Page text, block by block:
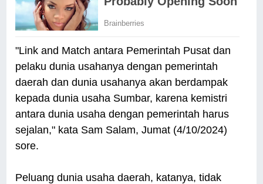
"Link and Match antara Pemerintah Pusat dan
pelaku dunia usahanya dengan pemerintah
daerah dan dunia usahanya akan berdampak
kepada dunia usaha Sumbar, karena kemistri
antara dunia usaha dengan pemerintah harus
sejalan," kata Sam Salam, Jumat (4/10/2024)
sore.
Peluang dunia usaha daerah, katanya, tidak